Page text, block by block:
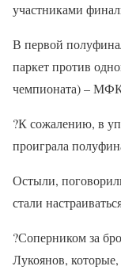
участниками
В первой
паркет против
чемпионата) –
?К сожалению, в
проиграла
Остыли,
стали
?Соперником за
Лукоянов,